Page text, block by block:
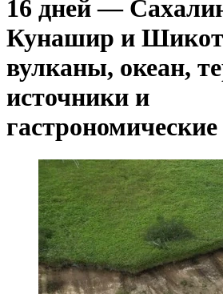
16 дней —
Кунашир и
вулканы, океан,
источники и